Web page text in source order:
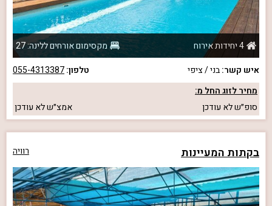
4 יחידות אירוח
מקסימום אורחים ללינה: 27
איש קשר:בני / ציפי טלפון:055-4313387
מחיר לזוג החל מ:
סופ״שלא עודכן אמצ״שלא עודכן
בקתות המעיינות רוויה